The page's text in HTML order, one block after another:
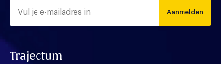
Aanmelden
Trajectum